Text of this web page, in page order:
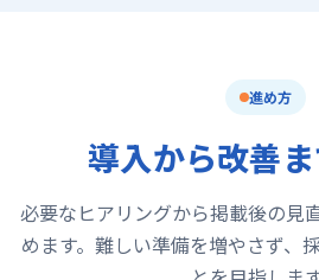
進め方
導入から改善
必要なヒアリングから掲載後の見
めます。難しい準備を増やさず、